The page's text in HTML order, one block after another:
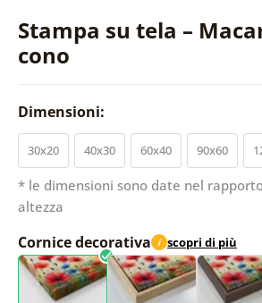
Stampa su tela –
cono
Dimensioni:
30x20 40x30 60x40 90x60
* le dimensioni sono date nel
altezza
Cornice decorativa i scopri di più